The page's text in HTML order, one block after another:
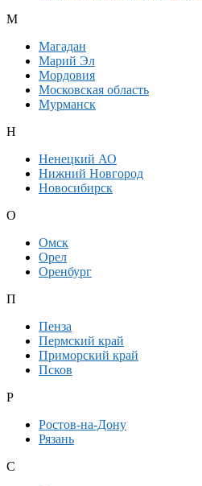
М
Магадан
Марий Эл
Мордовия
Московская область
Мурманск
Н
Ненецкий АО
Нижний Новгород
Новосибирск
О
Омск
Орел
Оренбург
П
Пенза
Пермский край
Приморский край
Псков
Р
Ростов-на-Дону
Рязань
С